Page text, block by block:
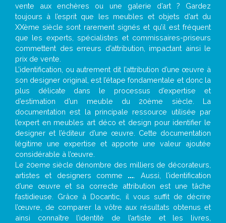
vente aux enchères ou une galerie d’art ? Gardez
toujours à l’esprit que les meubles et objets d’art du
XXème siècle sont rarement signés et qu’il est fréquent
que les experts, spécialistes et commissaires-priseurs
commettent des erreurs d’attribution, impactant ainsi le
prix de vente.
L’identification, ou autrement dit l’attribution d’une œuvre à
son designer original, est l’étape fondamentale et donc la
plus délicate dans le processus d’expertise et
d’estimation d’un meuble du 20ème siècle. La
documentation est la principale ressource utilisée par
l’expert en meubles art déco et design pour identifier le
designer et l’éditeur d’une œuvre. Cette documentation
légitime une expertise et apporte une valeur ajoutée
considérable à l’œuvre.
Le 20eme siècle dénombre des milliers de décorateurs,
artistes et designers comme ... . Aussi, l’identification
d’une œuvre et sa correcte attribution est une tâche
fastidieuse. Grâce à Docantic, il vous suffit de décrire
l’œuvre, de comparer la vôtre aux résultats obtenus et
ainsi connaître l’identité de l’artiste et les livres,